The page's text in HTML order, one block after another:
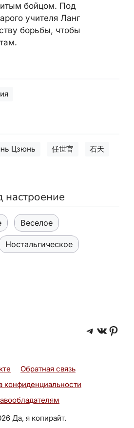
бойцом. Под
учителя Ланг
борьбы, чтобы
Цзюнь 任世官
石天
Веселое
Ностальгическое
Обратная связь
конфиденциальности
Да, я копирайт.